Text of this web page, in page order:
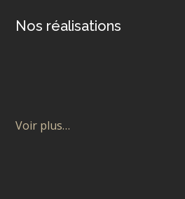
Nos réalisations
Voir plus…